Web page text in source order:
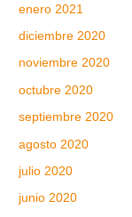
enero 2021
diciembre 2020
noviembre 2020
octubre 2020
septiembre 2020
agosto 2020
julio 2020
junio 2020